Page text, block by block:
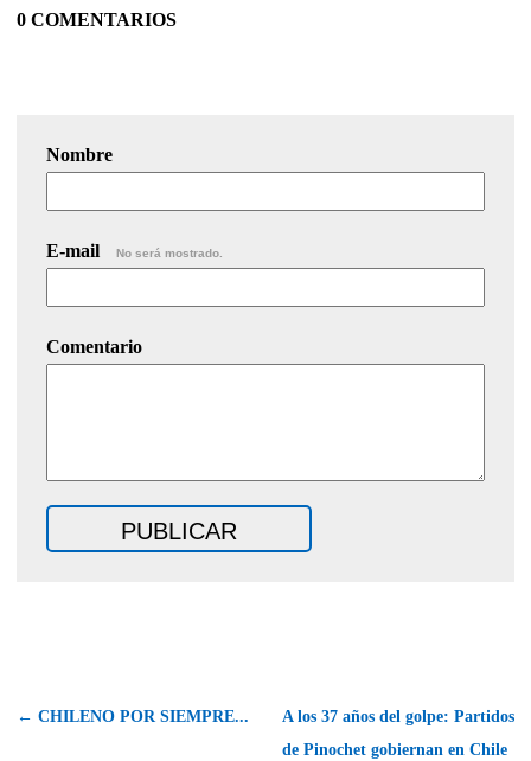
0 COMENTARIOS
Nombre
E-mail No será mostrado.
Comentario
← CHILENO POR SIEMPRE...
A los 37 años del golpe: Partidos
de Pinochet gobiernan en Chile